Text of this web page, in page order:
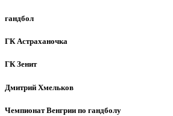
гандбол
ГК Астраханочка
ГК Зенит
Дмитрий Хмельков
Чемпионат Венгрии по гандболу